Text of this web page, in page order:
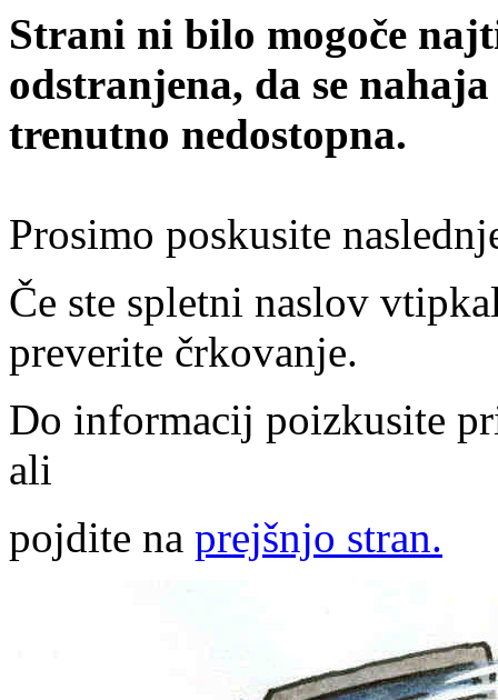
Strani ni bilo mogoče
odstranjena, da se
trenutno nedostopna.
Prosimo poskusite
Če ste spletni naslov
preverite črkovanje.
Do informacij poizkusite
ali
pojdite na prejšnjo stran.